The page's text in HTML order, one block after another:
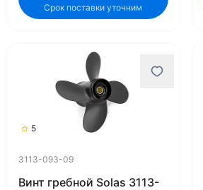
Срок поставки уточним
5
3113-093-09
Винт гребной Solas 3113-